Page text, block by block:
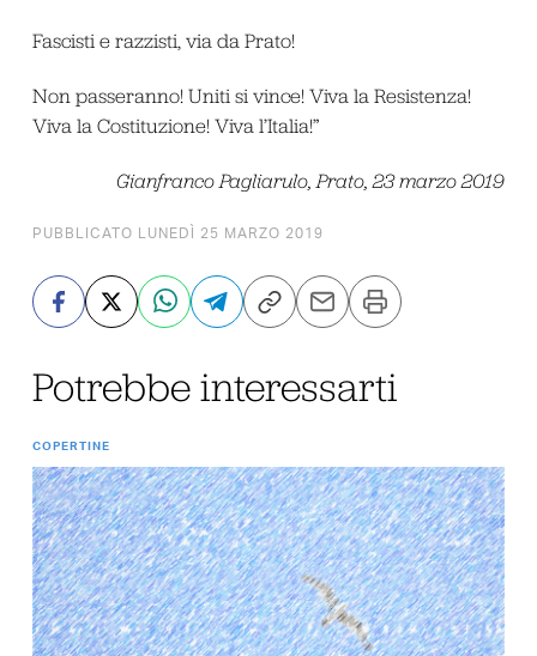
Fascisti e razzisti, via da Prato!
Non passeranno! Uniti si vince! Viva la Resistenza!
Viva la Costituzione! Viva l’Italia!”
Gianfranco Pagliarulo, Prato, 23 marzo 2019
PUBBLICATO LUNEDÌ 25 MARZO 2019
Potrebbe interessarti
COPERTINE